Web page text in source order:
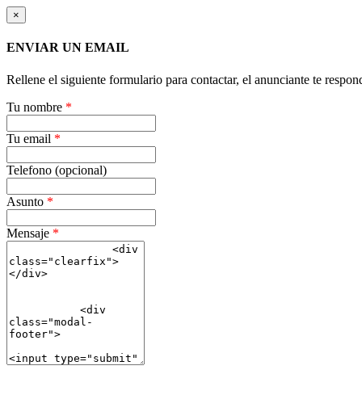
×
ENVIAR UN EMAIL
Rellene el siguiente formulario para contactar, el anunciante te
Tu nombre *
Tu email *
Telefono (opcional)
Asunto *
Mensaje *